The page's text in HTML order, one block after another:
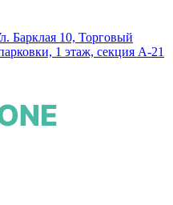
Барклая 10, Торговый
1 этаж, секция А-21